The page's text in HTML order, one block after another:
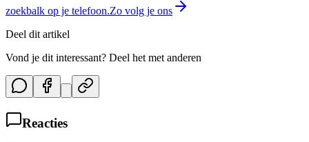
zoekbalk op je telefoon.Zo volg je ons
Deel dit artikel
Vond je dit interessant? Deel het met anderen
Reacties